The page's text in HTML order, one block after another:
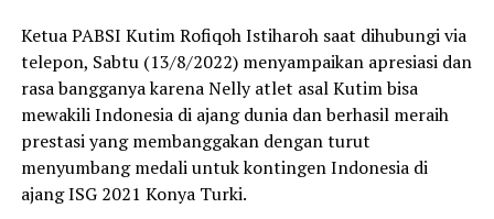
Ketua PABSI Kutim Rofiqoh Istiharoh saat dihubungi via
telepon, Sabtu (13/8/2022) menyampaikan apresiasi dan
rasa bangganya karena Nelly atlet asal Kutim bisa
mewakili Indonesia di ajang dunia dan berhasil meraih
prestasi yang membanggakan dengan turut
menyumbang medali untuk kontingen Indonesia di
ajang ISG 2021 Konya Turki.